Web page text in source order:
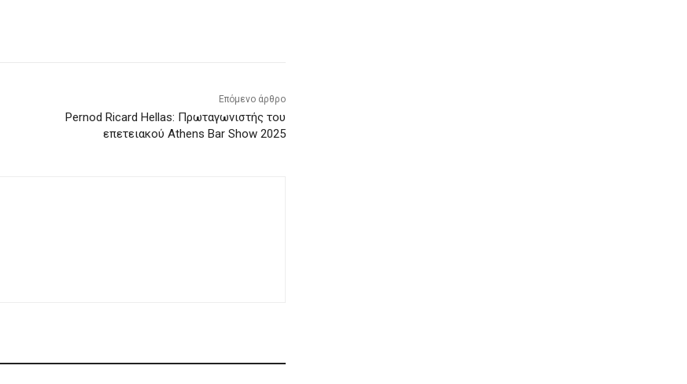
Επόμενο άρθρο
Pernod Ricard Hellas: Πρωταγωνιστής του
επετειακού Athens Bar Show 2025